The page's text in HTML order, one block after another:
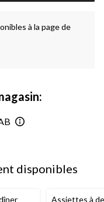
à la page de
disponibles
Assiettes à